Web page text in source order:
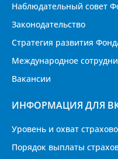
Наблюдательный совет
Законодательство
Стратегия развития
Международное
Вакансии
ИНФОРМАЦИЯ ДЛЯ
Уровень и охват
Порядок выплаты